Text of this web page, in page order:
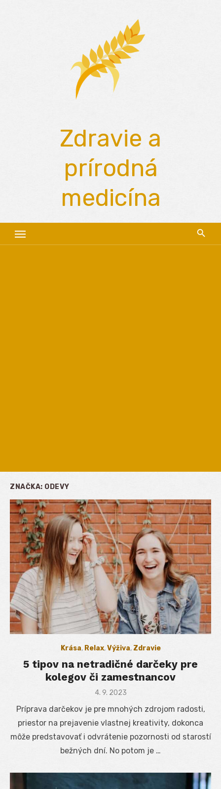
Zdravie a
prírodná
medicína
ZNAČKA: ODEVY
Krása, Relax,Výživa, Zdravie
5 tipov na netradičné darčeky pre
kolegov či zamestnancov
Posted
4. 9. 2023
Príprava darčekov je pre mnohých zdrojom radosti,
priestor na prejavenie vlastnej kreativity, dokonca
môže predstavovať i odvrátenie pozornosti od starostí
bežných dní. No potom je …